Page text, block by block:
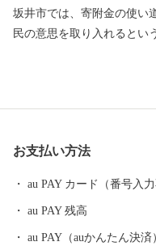
坂井市では、寄附金の使い道を市民か
民の意思を取り入れるとい
ふるさと”です！(同市丸岡
織による織マークは国内シェ
景勝地「東尋坊」に代表さ
お支払い方法
au PAY カード（番号入力
au PAY 残高
au PAY（auかんたん決